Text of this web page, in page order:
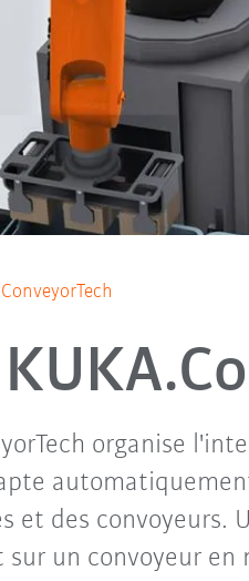
organise
et des convoyeurs.
un convoyeur en